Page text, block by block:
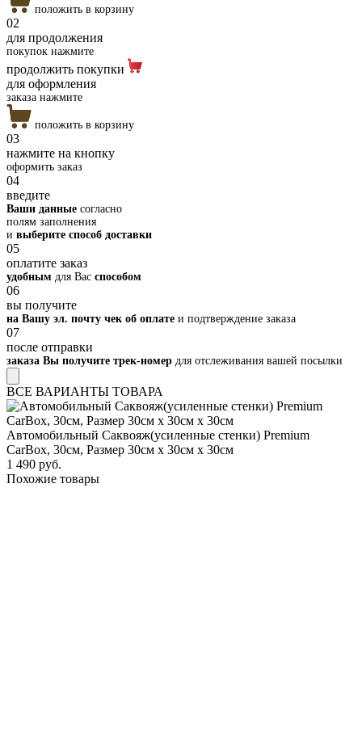
положить в корзину
02
для продолжения
покупок нажмите
продолжить покупки
для оформления
заказа нажмите
положить в корзину
03
нажмите на кнопку
оформить заказ
04
введите
Ваши данные согласно
полям заполнения
и выберите способ доставки
05
оплатите заказ
удобным для Вас способом
06
вы получите
на Вашу эл. почту чек об оплате и подтверждение заказа
07
после отправки
заказа Вы получите трек-номер для отслеживания вашей посылки
ВСЕ ВАРИАНТЫ ТОВАРА
Автомобильный Саквояж(усиленные стенки) Premium
CarBox, 30см, Размер 30см х 30см х 30см
1 490 руб.
Похожие товары